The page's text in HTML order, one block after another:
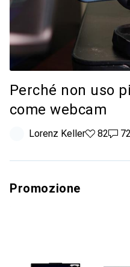
Perché non uso
come webcam
Lorenz Keller82 like
8272 72
Promozione